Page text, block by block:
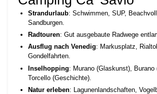
Strandurlaub: Schwimmen, SUP,
Sandburgen.
Radtouren: Gut ausgebaute Radwege
Ausflug nach Venedig: Markusplatz,
Gondelfahrten.
Inselhopping: Murano (Glaskunst), Burano
Torcello (Geschichte).
Natur erleben: Lagunenlandschaften,